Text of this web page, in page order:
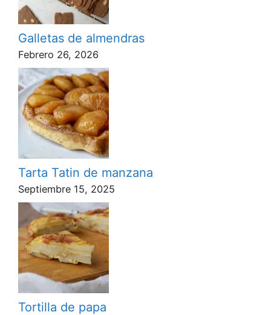
Galletas de almendras
Febrero 26, 2026
Tarta Tatin de manzana
Septiembre 15, 2025
Tortilla de papa